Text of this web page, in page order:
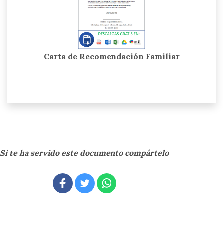
Carta de Recomendación Familiar
Si te ha servido este documento compártelo